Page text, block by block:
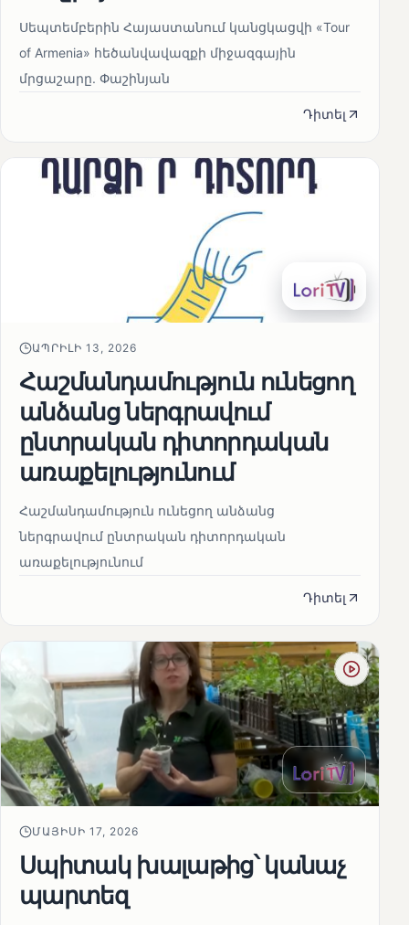
Սեպտեմբերին Հայաստանում կանցկացվի «Tour
of Armenia» հեծանվավազքի միջազգային
մրցաշարը. Փաշինյան
Դիտել
ԱՊՐԻԼԻ 13, 2026
Հաշմանդամություն ունեցող
անձանց ներգրավում
ընտրական դիտորդական
առաքելությունում
Հաշմանդամություն ունեցող անձանց
ներգրավում ընտրական դիտորդական
առաքելությունում
Դիտել
ՄԱՅԻՍԻ 17, 2026
Սպիտակ խալաթից՝ կանաչ
պարտեզ